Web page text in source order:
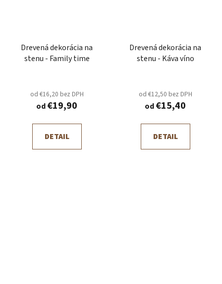
Drevená dekorácia na
stenu - Family time
od €16,20 bez DPH
od€19,90
DETAIL
Drevená dekorácia na
stenu - Káva víno
od €12,50 bez DPH
od€15,40
DETAIL